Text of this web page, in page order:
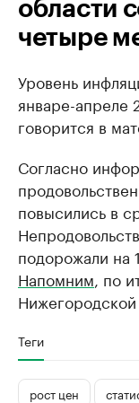
области
четыре
Уровень
январе-апреле
говорится в
Согласно
повысились в
подорожали на
Напомним , по
Нижегородской
Теги
рост цен